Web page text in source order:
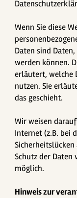
Wenn Sie diese
Daten sind
werden können.
erläutert, welche
nutzen. Sie
das geschieht.
Wir weisen
Internet (z.B. bei
Schutz der
möglich.
Hinweis zur